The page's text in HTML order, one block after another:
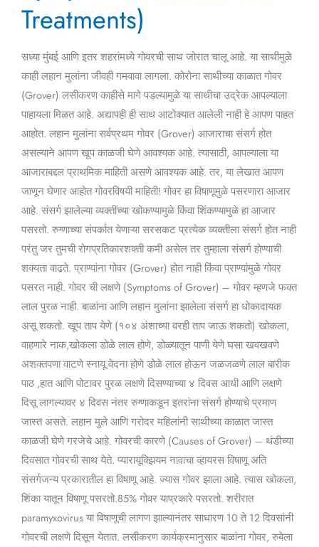
Treatments)
सध्या मुंबई आणि इतर शहरांमध्ये गोवरची साथ जोरात चालू आहे. या साथीमुळे
काही लहान मुलांना जीवही गमवावा लागला. कोरोना साथीच्या काळात गोवर
(Grover) लसीकरण काहीसे मागे पडल्यामुळे या साथीचा उद्रेक आपल्याला
पाहायला मिळत आहे. अद्यापही ही साथ आटोक्यात आलेली नाही हे आपण पाहत
आहोत. लहान मुलांना सर्वप्रथम गोवर (Grover) आजाराचा संसर्ग होत
असल्याने आपण खूप काळजी घेणे आवश्यक आहे. त्यासाठी, आपल्याला या
आजाराबद्दल प्राथमिक माहिती असणे आवश्यक आहे. तर, या लेखात आपण
जाणून घेणार आहोत गोवरविषयी माहिती! गोवर हा विषाणूमुळे पसरणारा आजार
आहे. संसर्ग झालेल्या व्यक्तींच्या खोकण्यामुळे किंवा शिंकण्यामुळे हा आजार
पसरतो. रुग्णाच्या संपर्कात येणाऱ्या सरसकट प्रत्येक व्यक्तीला संसर्ग होत नाही
परंतु जर तुमची रोगप्रतिकारशक्ती कमी असेल तर तुम्हाला संसर्ग होण्याची
शक्यता वाढते. प्राण्यांना गोवर (Grover) होत नाही किंवा प्राण्यांमुळे गोवर
पसरत नाही. गोवर ची लक्षणे (Symptoms of Grover) – गोवर म्हणजे फक्त
लाल पुरळ नाही. बाळांना आणि लहान मुलांना झालेला संसर्ग हा धोकादायक
असू शकतो. खूप ताप येणे (१०४ अंशाच्या वरही ताप जाऊ शकतो) खोकला,
वाहणारे नाक,खोकला डोळे लाल होणे, डोळ्यातून पाणी येणे घसा खवखवणे
अशक्तपणा वाटणे स्नायू वेदना होणे डोळे लाल होऊन जळजळणे लाल बारीक
पाठ ,हात आणि पोटावर पुरळ लक्षणे दिसण्याच्या ४ दिवस आधी आणि लक्षणे
दिसू लागल्यावर ४ दिवस नंतर रुग्णाकडून इतरांना संसर्ग होण्याचे प्रमाण
जास्त असते. लहान मुले आणि गरोदर महिलांनी साथीच्या काळात जास्त
काळजी घेणे गरजेचे आहे. गोवरची कारणे (Causes of Grover) – थंडीच्या
दिवसात गोवरची साथ येते. प्यारायूक्झियम नावाचा व्हायरस विषाणू अति
संसर्गजन्य प्रकारातील हा विषाणू आहे. ज्यास गोवर झाला आहे. त्यास खोकला,
शिंका यातून विषाणू पसरतो.85% गोवर याप्रकारे पसरतो. शरीरात
paramyxovirus या विषाणूची लागण झाल्यानंतर साधारण 10 ते 12 दिवसांनी
गोवरची लक्षणे दिसून येतात. लसीकरण कार्यक्रमानुसार बाळांना गोवर, रुबेला
(Grover’s
Disease:
Symptoms,
Causes
and
Treatments)